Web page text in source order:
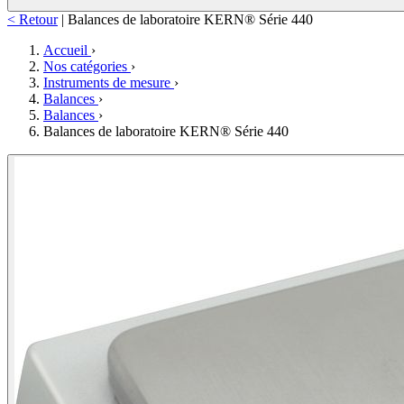
< Retour | Balances de laboratoire KERN® Série 440
Accueil ›
Nos catégories ›
Instruments de mesure ›
Balances ›
Balances ›
Balances de laboratoire KERN® Série 440